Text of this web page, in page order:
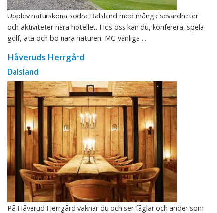
Upplev natursköna södra Dalsland med många sevärdheter
och aktiviteter nära hotellet. Hos oss kan du, konferera, spela
golf, äta och bo nära naturen. MC-vänliga ...
Håveruds Herrgård
Dalsland
På Håverud Herrgård vaknar du och ser fåglar och änder som